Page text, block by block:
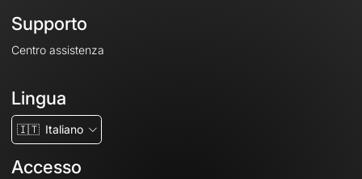
Supporto
Centro assistenza
Lingua
🇮🇹 Italiano
Accesso